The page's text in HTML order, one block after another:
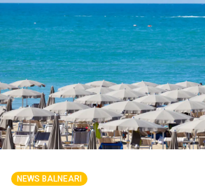
NEWS BALNEARI